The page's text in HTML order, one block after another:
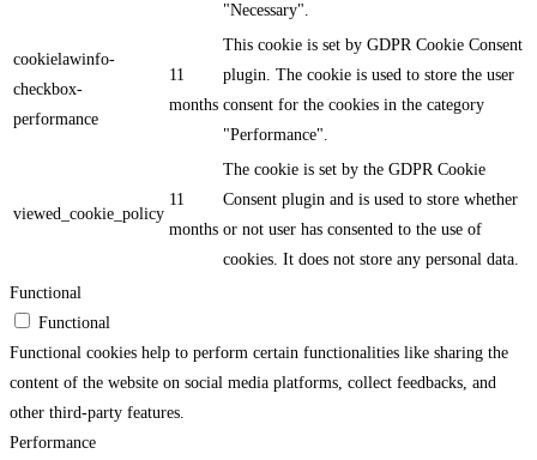
"Necessary".
cookielawinfo-
checkbox-
performance
11
months
This cookie is set by GDPR Cookie Consent
plugin. The cookie is used to store the user
consent for the cookies in the category
"Performance".
viewed_cookie_policy
11
months
The cookie is set by the GDPR Cookie
Consent plugin and is used to store whether
or not user has consented to the use of
cookies. It does not store any personal data.
Functional
Functional
Functional cookies help to perform certain functionalities like sharing the
content of the website on social media platforms, collect feedbacks, and
other third-party features.
Performance